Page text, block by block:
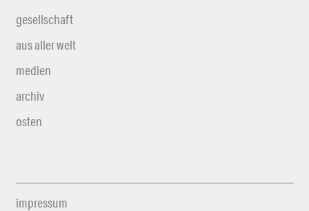
gesellschaft
aus aller welt
medien
archiv
osten
impressum